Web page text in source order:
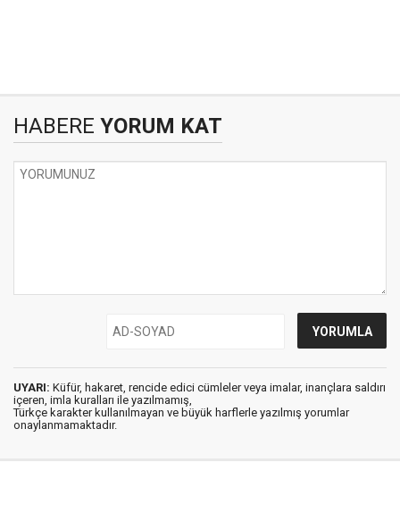
HABERE YORUM KAT
UYARI: Küfür, hakaret, rencide edici cümleler veya imalar, inançlara saldırı
içeren, imla kuralları ile yazılmamış,
Türkçe karakter kullanılmayan ve büyük harflerle yazılmış yorumlar
onaylanmamaktadır.